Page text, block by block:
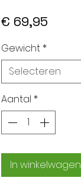
€ 69,95
Gewicht *
Selecteren
Aantal *
In winkelwagen